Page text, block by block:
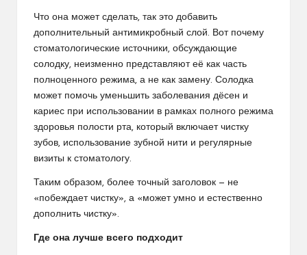
Что она может сделать, так это добавить
дополнительный антимикробный слой. Вот почему
стоматологические источники, обсуждающие
солодку, неизменно представляют её как часть
полноценного режима, а не как замену. Солодка
может помочь уменьшить заболевания дёсен и
кариес при использовании в рамках полного режима
здоровья полости рта, который включает чистку
зубов, использование зубной нити и регулярные
визиты к стоматологу.
Таким образом, более точный заголовок — не
«побеждает чистку», а «может умно и естественно
дополнить чистку».
Где она лучше всего подходит